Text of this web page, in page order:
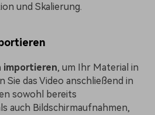
und Skalierung.
importieren, um Ihr Material in
Sie das Video anschließend in
sowohl bereits
auch Bildschirmaufnahmen,